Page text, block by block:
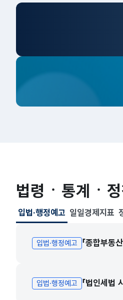
법령ㆍ통계ㆍ
입법·행정예고
선택됨
입법·행정예고
입법·행정예고 「종합부동
입법·행정예고 「법인세법
일일경제지표